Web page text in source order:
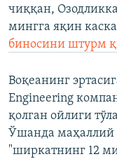
чиққан,
мингга яқин
биносини штурм
Воқеанинг
Engineering
қолган ойлиги
Ўшанда маҳаллий
"ширкатнинг 12